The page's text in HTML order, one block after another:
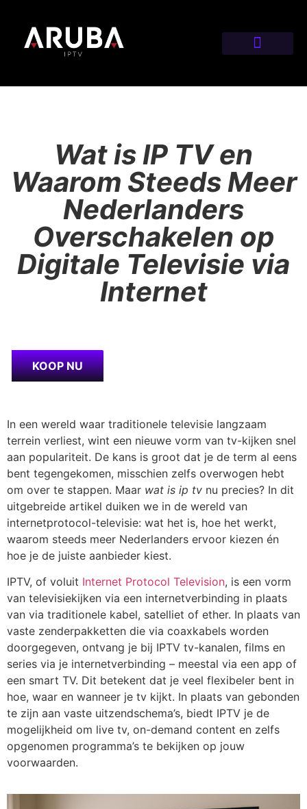
Wat is IP TV en
Waarom Steeds Meer
Nederlanders
Overschakelen op
Digitale Televisie via
Internet
KOOP NU
In een wereld waar traditionele televisie langzaam
terrein verliest, wint een nieuwe vorm van tv-kijken snel
aan populariteit. De kans is groot dat je de term al eens
bent tegengekomen, misschien zelfs overwogen hebt
om over te stappen. Maar wat is ip tv nu precies? In dit
uitgebreide artikel duiken we in de wereld van
internetprotocol-televisie: wat het is, hoe het werkt,
waarom steeds meer Nederlanders ervoor kiezen én
hoe je de juiste aanbieder kiest.
IPTV, of voluit Internet Protocol Television, is een vorm
van televisiekijken via een internetverbinding in plaats
van via traditionele kabel, satelliet of ether. In plaats van
vaste zenderpakketten die via coaxkabels worden
doorgegeven, ontvang je bij IPTV tv-kanalen, films en
series via je internetverbinding – meestal via een app of
een smart TV. Dit betekent dat je veel flexibeler bent in
hoe, waar en wanneer je tv kijkt. In plaats van gebonden
te zijn aan vaste uitzendschema’s, biedt IPTV je de
mogelijkheid om live tv, on-demand content en zelfs
opgenomen programma’s te bekijken op jouw
voorwaarden.